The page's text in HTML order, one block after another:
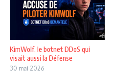
KimWolf, le botnet DDoS qui
visait aussi la Défense
30 mai 2026